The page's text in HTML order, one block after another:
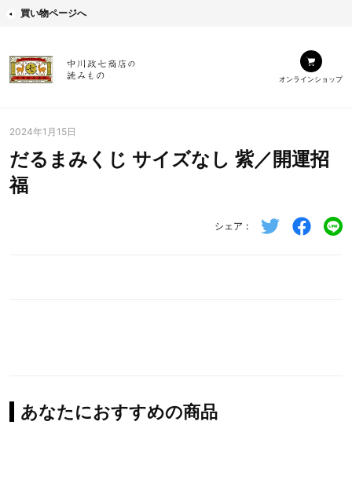
買い物ページへ
オンラインショップ
2024年1月15日
だるまみくじ サイズなし 紫／開運招
福
シェア
あなたにおすすめの商品